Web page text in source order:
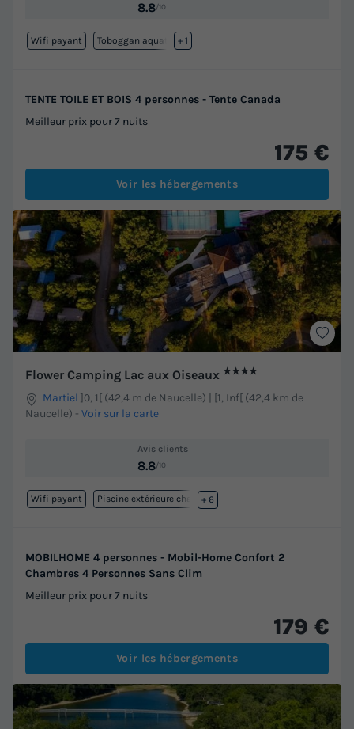
8.8/10
Wifi payant Toboggan aquatique
+ 1
TENTE TOILE ET BOIS 4 personnes - Tente Canada
Meilleur prix pour 7 nuits
175 €
Voir les hébergements
Flower Camping Lac aux Oiseaux ★★★★
Martiel ]0, 1[ (42,4 m de Naucelle) | [1, Inf[ (42,4 km de
Naucelle) - Voir sur la carte
Avis clients
8.8/10
Wifi payant Piscine extérieure chauffée
+ 6
MOBILHOME 4 personnes - Mobil-Home Confort 2
Chambres 4 Personnes Sans Clim
Meilleur prix pour 7 nuits
179 €
Voir les hébergements